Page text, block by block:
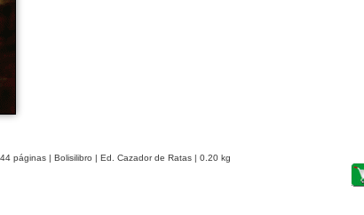
páginas | Bolisilibro | Ed. Cazador de Ratas | 0.20 kg